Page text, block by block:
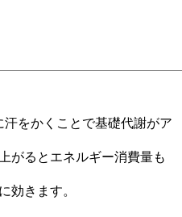
をかくことで基礎代謝がア
がるとエネルギー消費量も
効きます。